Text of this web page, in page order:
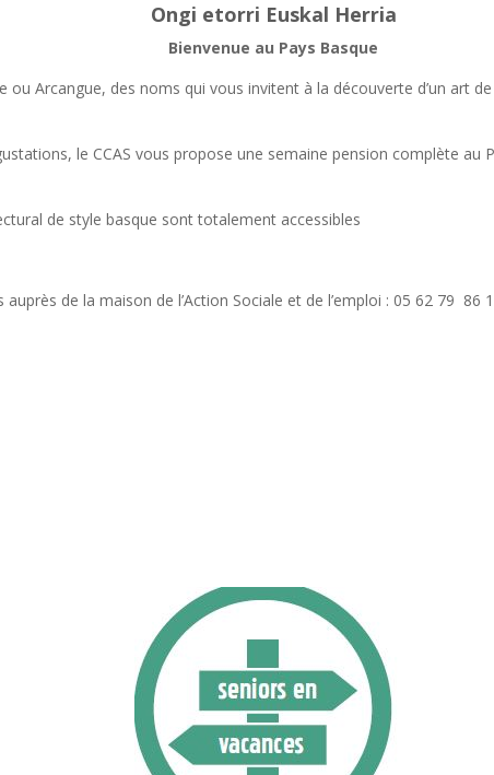
Ongi etorri Euskal Herria
Bienvenue au Pays Basque
ou Arcangue, des noms qui vous invitent à la découverte d’un art
le CCAS vous propose une semaine pension complète au
de style basque sont totalement accessibles
de la maison de l’Action Sociale et de l’emploi : 05 62 79 86